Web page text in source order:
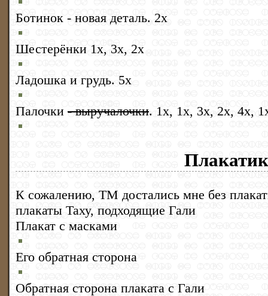
Ботинок - новая деталь. 2х
Шестерёнки 1х, 3х, 2х
Ладошка и грудь. 5х
Палочки - выручалочки. 1х, 1х, 3х, 2х, 4х,
К сожалению, ТМ достались мне без
плакаты Таху, подходящие Гали
Плакат с масками
Его обратная сторона
Обратная сторона плаката с Гали